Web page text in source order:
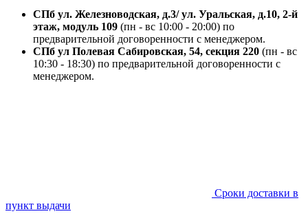
СПб ул. Железноводская, д.3/ ул. Уральская, д.10, 2-й
этаж, модуль 109 (пн - вс 10:00 - 20:00) по
предварительной договоренности с менеджером.
СПб ул Полевая Сабировская, 54, секция 220 (пн - вс
10:30 - 18:30) по предварительной договоренности с
менеджером.
Сроки доставки в
пункт выдачи